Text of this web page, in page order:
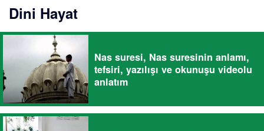
Dini Hayat
Nas suresi, Nas suresinin anlamı,
tefsiri, yazılışı ve okunuşu videolu
anlatım